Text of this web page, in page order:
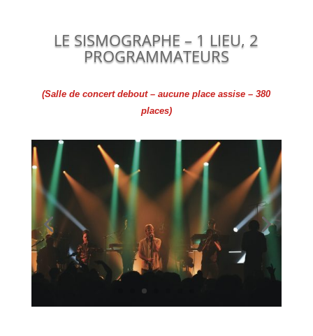
LE SISMOGRAPHE – 1 LIEU, 2
PROGRAMMATEURS
(Salle de concert debout – aucune place assise – 380
places)